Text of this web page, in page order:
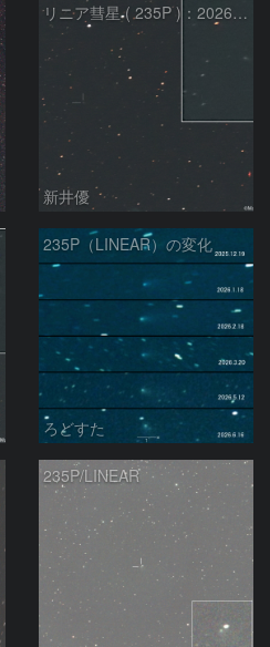
リニア彗星 ( 235P )：2026/05/20
新井優
235P（LINEAR）の変化
ろどすた
235P/LINEAR